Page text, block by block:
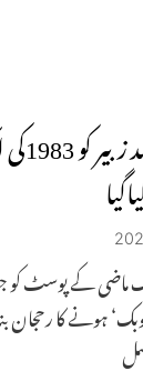
ہونے کا رحجان